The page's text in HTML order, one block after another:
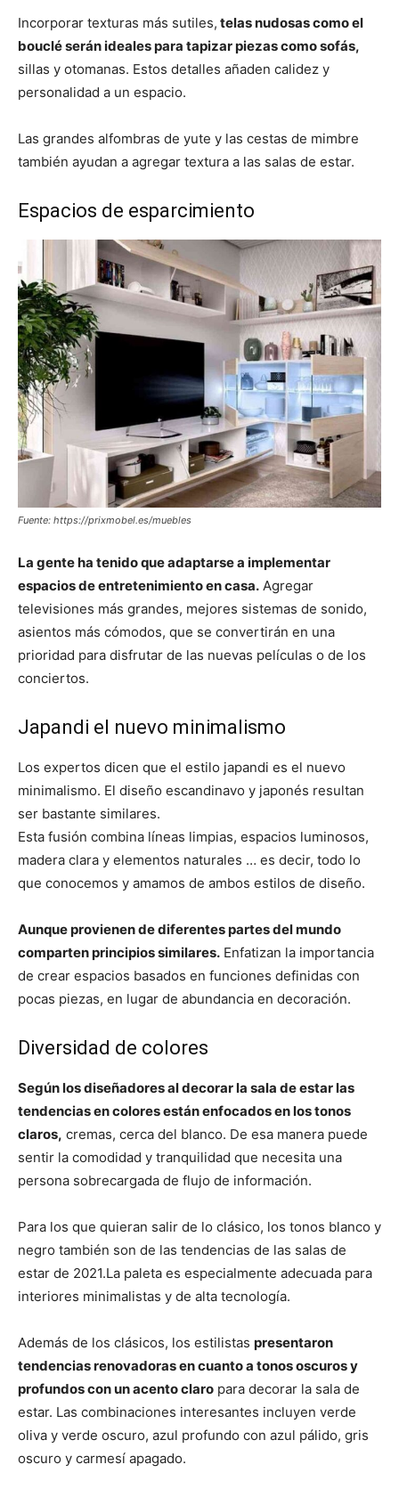
Incorporar texturas más sutiles, telas nudosas como el
bouclé serán ideales para tapizar piezas como sofás,
sillas y otomanas. Estos detalles añaden calidez y
personalidad a un espacio.
Las grandes alfombras de yute y las cestas de mimbre
también ayudan a agregar textura a las salas de estar.
Espacios de esparcimiento
Fuente: https://prixmobel.es/muebles
La gente ha tenido que adaptarse a implementar
espacios de entretenimiento en casa. Agregar
televisiones más grandes, mejores sistemas de sonido,
asientos más cómodos, que se convertirán en una
prioridad para disfrutar de las nuevas películas o de los
conciertos.
Japandi el nuevo minimalismo
Los expertos dicen que el estilo japandi es el nuevo
minimalismo. El diseño escandinavo y japonés resultan
ser bastante similares.
Esta fusión combina líneas limpias, espacios luminosos,
madera clara y elementos naturales … es decir, todo lo
que conocemos y amamos de ambos estilos de diseño.
Aunque provienen de diferentes partes del mundo
comparten principios similares. Enfatizan la importancia
de crear espacios basados en funciones definidas con
pocas piezas, en lugar de abundancia en decoración.
Diversidad de colores
Según los diseñadores al decorar la sala de estar las
tendencias en colores están enfocados en los tonos
claros, cremas, cerca del blanco. De esa manera puede
sentir la comodidad y tranquilidad que necesita una
persona sobrecargada de flujo de información.
Para los que quieran salir de lo clásico, los tonos blanco y
negro también son de las tendencias de las salas de
estar de 2021.La paleta es especialmente adecuada para
interiores minimalistas y de alta tecnología.
Además de los clásicos, los estilistas presentaron
tendencias renovadoras en cuanto a tonos oscuros y
profundos con un acento claro para decorar la sala de
estar. Las combinaciones interesantes incluyen verde
oliva y verde oscuro, azul profundo con azul pálido, gris
oscuro y carmesí apagado.